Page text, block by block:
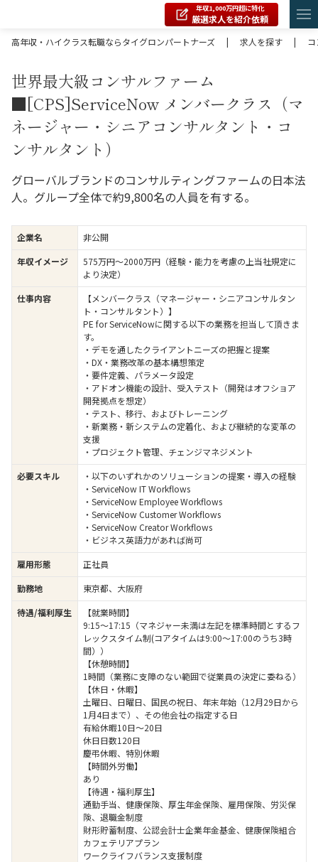
年収1,000万円超に特化
厳選求人を紹介依頼
高年収・ハイクラス転職ならタイグロンパートナーズ
| 求人を探す |
世界最大級コンサルファーム
■[CPS]ServiceNow メンバークラス（マ
ネージャー・シニアコンサルタント・コ
ンサルタント）
グローバルブランドのコンサルティングファームの日本法
人。グループ全体で約9,800名の人員を有する。
企業名
非公開
年収イメージ
575万円〜2000万円（経験・能力を考慮の上当社規定に
より決定）
仕事内容
【メンバークラス（マネージャー・シニアコンサルタン
ト・コンサルタント）】
PE for ServiceNowに関する以下の業務を担当して頂きま
す。
・デモを通したクライアントニーズの把握と提案
・DX・業務改革の基本構想策定
・要件定義、パラメータ設定
・アドオン機能の設計、受入テスト（開発はオフショア
開発拠点を想定）
・テスト、移行、およびトレーニング
・新業務・新システムの定着化、および継続的な変革の
支援
・プロジェクト管理、チェンジマネジメント
必要スキル
・以下のいずれかのソリューションの提案・導入の経験
・ServiceNow IT Workflows
・ServiceNow Employee Workflows
・ServiceNow Customer Workflows
・ServiceNow Creator Workflows
・ビジネス英語力があれば尚可
雇用形態
正社員
勤務地
東京都、大阪府
待遇/福利厚生
【就業時間】
9:15～17:15（マネジャー未満は左記を標準時間とするフ
レックスタイム制(コアタイムは9:00～17:00のうち3時
間））
【休憩時間】
1時間（業務に支障のない範囲で従業員の決定に委ねる）
【休日・休暇】
土曜日、日曜日、国民の祝日、年末年始（12月29日から
1月4日まで）、その他会社の指定する日
有給休暇10日～20日
休日日数120日
慶弔休暇、特別休暇
【時間外労働】
あり
【待遇・福利厚生】
通勤手当、健康保険、厚生年金保険、雇用保険、労災保
険、退職金制度
財形貯蓄制度、公認会計士企業年金基金、健康保険組合
カフェテリアプラン
ワークライフバランス支援制度